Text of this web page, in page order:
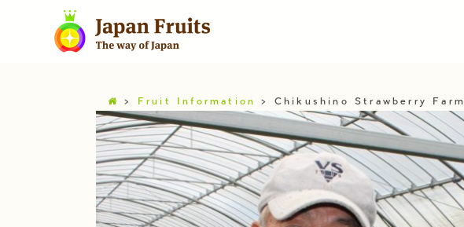
> Fruit Information > Chikushino Strawberry Farm